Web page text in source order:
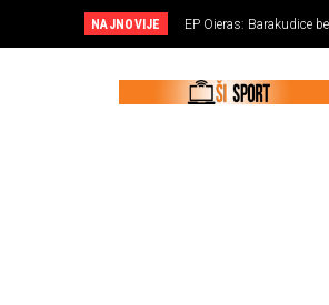
NAJNOVIJE EP Oieras: Barakudice